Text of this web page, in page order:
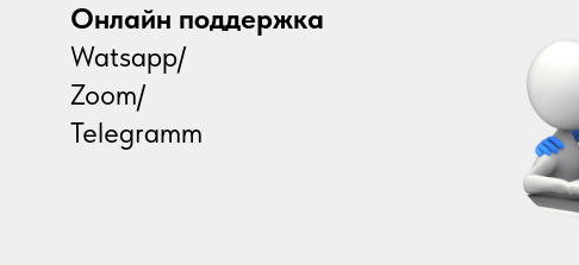
Онлайн поддержка
Watsapp/
Zoom/
Telegramm